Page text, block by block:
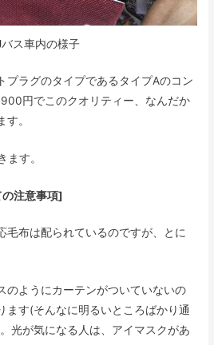
ス車内の様子
プラグのタイプであるタイプAのコン
円でこのクオリティー、なんだか
。
ます。
注意事項]
毛布は配られているのですが、とに
のようにカーテンがついていないの
ます(そんなに明るいところばかり通
光が気になる人は、アイマスクがあ